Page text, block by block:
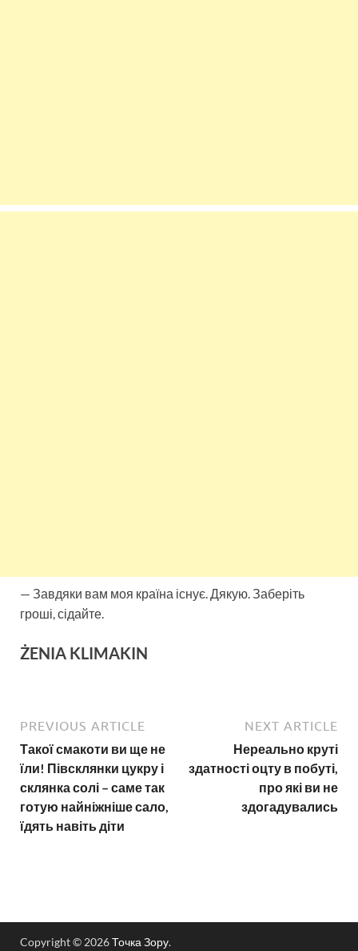
— Завдяки вам моя країна існує. Дякую. Заберіть
гроші, сідайте.
ŻENIA KLIMAKIN
PREVIOUS ARTICLE
Такої смакоти ви ще не
їли! Півсклянки цукру і
склянка солі – саме так
готую найніжніше сало,
їдять навіть діти
NEXT ARTICLE
Нереально круті
здатності оцту в побуті,
про які ви не
здогадувались
Copyright © 2026Точка Зору.